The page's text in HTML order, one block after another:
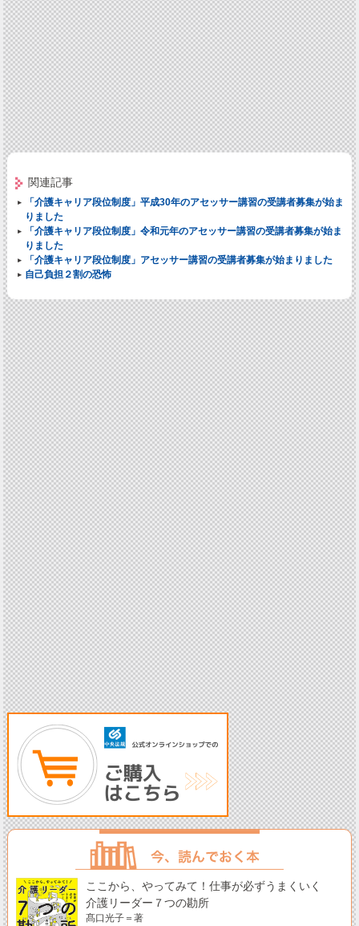
関連記事
「介護キャリア段位制度」平成30年のアセッサー講習の受講者募集が始ま
りました
「介護キャリア段位制度」令和元年のアセッサー講習の受講者募集が始ま
りました
「介護キャリア段位制度」アセッサー講習の受講者募集が始まりました
自己負担２割の恐怖
ここから、やってみて！仕事が必ずうまくいく
介護リーダー７つの勘所
髙口光子＝著